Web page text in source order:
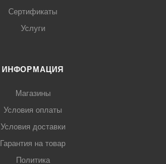
Сертификаты
Услуги
ИНФОРМАЦИЯ
Магазины
Условия оплаты
Условия доставки
Гарантия на товар
Политика